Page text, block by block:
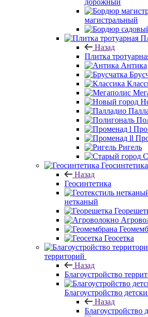
дорожный
магистральный
Назад
Плитка
Антика
Ригель
Геосинтетика
Назад
Геосинтетика
нетканый
Геосетка
территорий
Назад
Благоустройство
Благоустройство
Назад
Благоустройство